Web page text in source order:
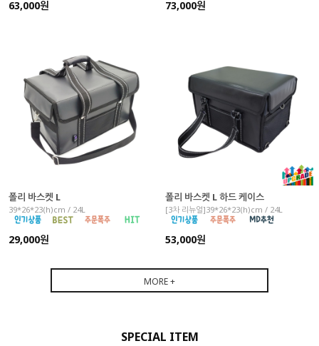
63,000원 73,000원
폴리 바스켓 L
39*26*23(h)cm / 24L
29,000원
폴리 바스켓 L 하드 케이스
[3차 리뉴얼]39*26*23(h)cm / 24L
53,000원
MORE +
SPECIAL ITEM